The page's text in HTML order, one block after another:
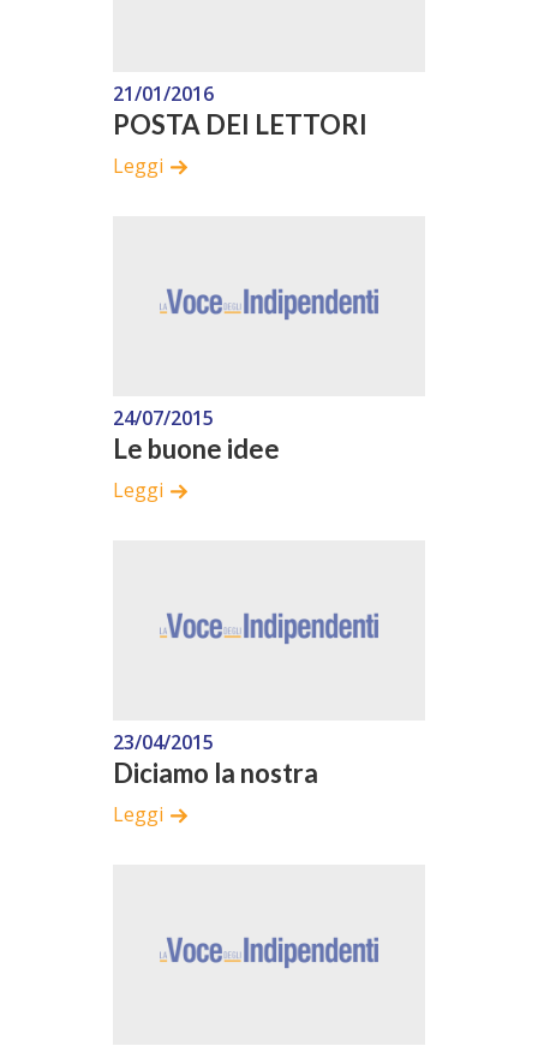
21/01/2016
POSTA DEI LETTORI
Leggi
24/07/2015
Le buone idee
Leggi
23/04/2015
Diciamo la nostra
Leggi